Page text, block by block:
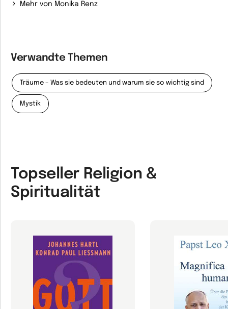
Mehr von Monika Renz
Verwandte Themen
Träume – Was sie bedeuten und warum sie so wichtig sind
Mystik
Topseller Religion &
Spiritualität